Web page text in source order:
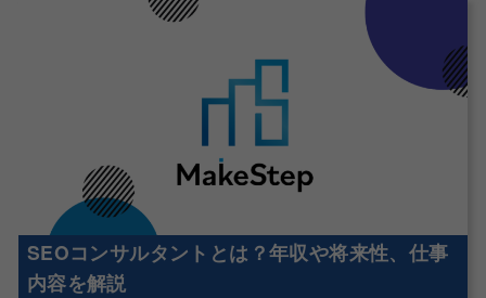
SEOコンサルタントとは？年収や将来性、仕事
内容を解説